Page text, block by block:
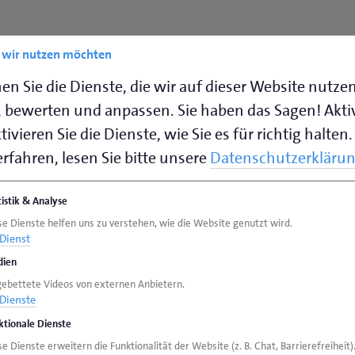
bin ich stolz auf die Werte und die
Handwerkern, die mit viel Engagement
Arbeit erhalten. Unsere jahrelange Erfahrung
zu bieten, die nicht nur funktional,
ist die Auswahl und Bindung qualifizierter
viel Zeit und Engagement, um die richtigen
Thema ist die Sicherstellung einer stabilen
geprägt ist.
nutzen möchten
Sie die Dienste, die wir auf dieser Website nutzen
und anpassen. Sie haben das Sagen!
Sie die Dienste, wie Sie es für richtig halten.
lesen Sie bitte unsere
& Analyse
Dienste helfen uns zu verstehen, wie die Website genutzt wird.
Dienst
Videos von externen Anbietern.
Dienste
Dienste
Dienste erweitern die Funktionalität der Website (z. B. Chat, Barrierefreiheit).